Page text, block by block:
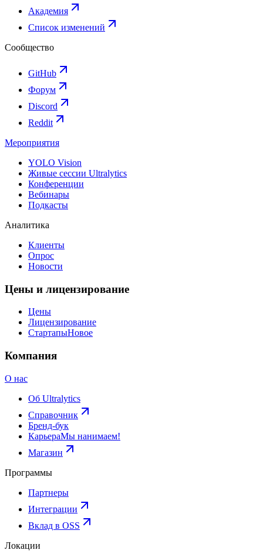
Академия
Список изменений
Сообщество
GitHub
Форум
Discord
Reddit
Мероприятия
YOLO Vision
Живые сессии Ultralytics
Конференции
Вебинары
Подкасты
Аналитика
Клиенты
Опрос
Новости
Цены и лицензирование
Цены
Лицензирование
СтартапыНовое
Компания
О нас
Об Ultralytics
Справочник
Бренд-бук
КарьераМы нанимаем!
Магазин
Программы
Партнеры
Интеграции
Вклад в OSS
Локации